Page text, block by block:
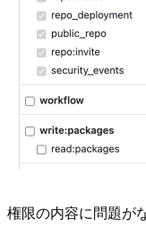
権限の内容に問題が